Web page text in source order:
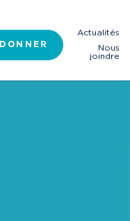
DONNER
Actualités
Nous
joindre